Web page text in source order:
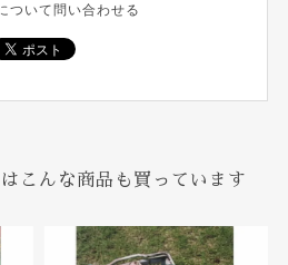
ついて問い合わせる
こんな商品も買っています